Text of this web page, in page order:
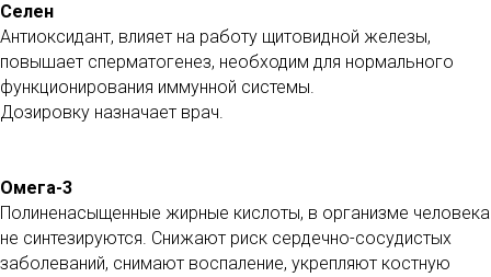
Селен
Антиоксидант, влияет на работу щитовидной железы,
повышает сперматогенез, необходим для нормального
функционирования иммунной системы.
Дозировку назначает врач.
Омега-3
Полиненасыщенные жирные кислоты, в организме человека
не синтезируются. Снижают риск сердечно-сосудистых
заболеваний, снимают воспаление, укрепляют костную